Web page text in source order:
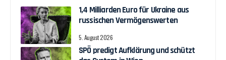
1,4 Milliarden Euro für Ukraine aus
russischen Vermögenswerten
5. August 2026
SPÖ predigt Aufklärung und schützt